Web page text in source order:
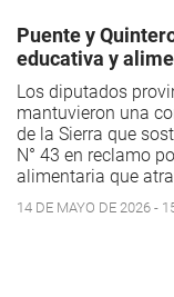
Puente y
educativa y
Los diputados
mantuvieron una
de la Sierra que
N° 43 en reclamo
alimentaria que
14 DE MAYO DE 2026 -